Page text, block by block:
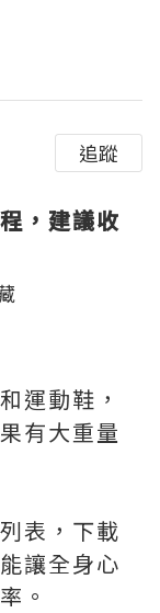
追蹤
，建議收
運動鞋，
有大重量
表，下載
讓全身心
。